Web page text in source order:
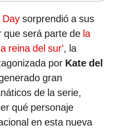
Day sorprendió a sus
que será parte de la
reina del sur', la
por Kate del
gran
de la serie,
qué personaje
en esta nueva